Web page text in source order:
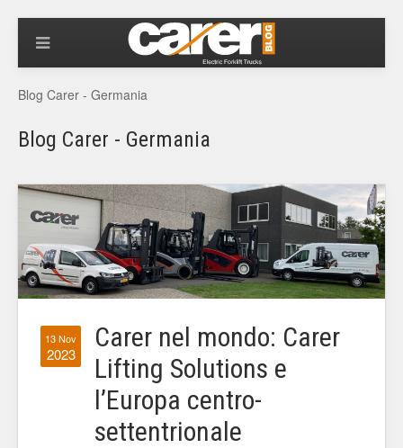
Blog Carer - Germania
Blog Carer - Germania
13 Nov
2023
Carer nel mondo: Carer
Lifting Solutions e
l’Europa centro-
settentrionale